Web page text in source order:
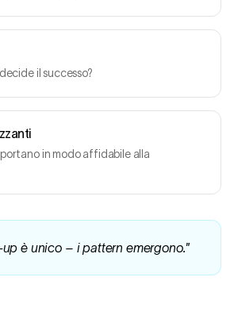
il successo?
in modo affidabile alla
è unico – i pattern emergono."